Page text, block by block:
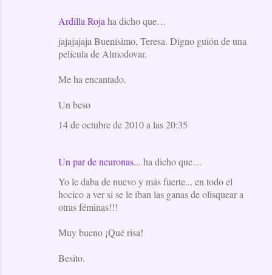
Ardilla Roja ha dicho que…
jajajajaja Buenísimo, Teresa. Digno guión de una
película de Almodovar.
Me ha encantado.
Un beso
14 de octubre de 2010 a las 20:35
Un par de neuronas... ha dicho que…
Yo le daba de nuevo y más fuerte... en todo el
hocico a ver si se le iban las ganas de olisquear a
otras féminas!!!
Muy bueno ¡Qué risa!
Besito.